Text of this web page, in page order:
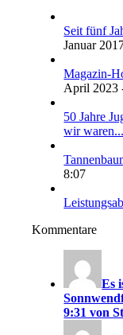
Seit fünf
Januar
Magazin-
April 2023
50 Jahre
wir waren...
8:07
Kommentare
Es
9:31 von